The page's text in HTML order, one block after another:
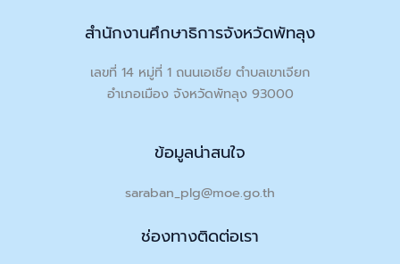
สำนักงานศึกษาธิการจังหวัดพัทลุง
เลขที่ 14 หมู่ที่ 1 ถนนเอเชีย ตำบลเขาเจียก
อำเภอเมือง จังหวัดพัทลุง 93000
ข้อมูลน่าสนใจ
saraban_plg@moe.go.th
ช่องทางติดต่อเรา